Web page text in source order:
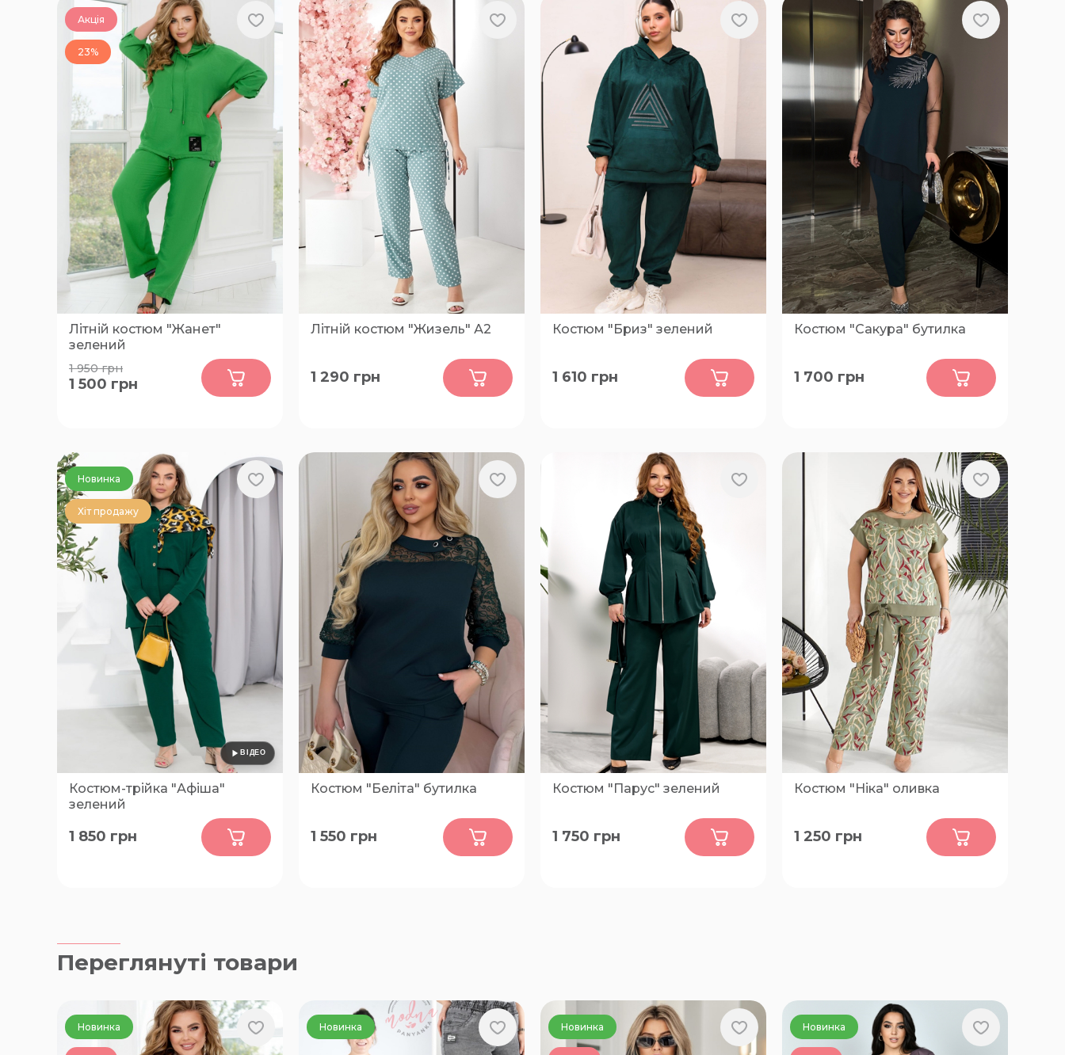
Акція
23%
Літній костюм "Жанет"
зелений
46-48, 50-52, 54-56, 58-60, 62-64,
1 950грн
1 500 грн
Літній костюм "Жизель" А2
52-54, 56-58, 64-66, 60-62
1 290 грн
Костюм "Бриз" зелений
48-50, 52-54, 56-58, 60-62
1 610 грн
Костюм "Сакура" бутилка
1 700 грн
Новинка
Хіт продажу
Костюм-трійка "Афіша"
зелений
50-52, 54-56, 58-60, 62-64, 66-68,
1 850 грн
Костюм "Беліта" бутилка
1 550 грн
Костюм "Парус" зелений
50-52, 54-56, 58-60, 62-64
1 750 грн
Костюм "Ніка" оливка
50-52, 54-56, 58-60, 62-64
1 250 грн
Переглянуті товари
Новинка Новинка Новинка Новинка